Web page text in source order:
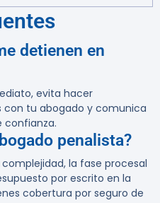
detienen en
evita hacer
con tu abogado y comunica
confianza.
penalista?
la fase procesal
por escrito en la
cobertura por seguro de